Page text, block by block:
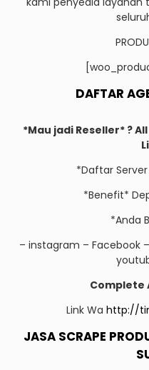
DAFTAR
*Mau jadi Reseller* ?
*Daftar
*Benefit*
*Anda
– instagram – Facebook
Complete
Link Wa http://
JASA SCRAPE